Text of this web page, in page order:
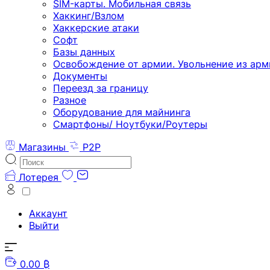
SIM-карты. Мобильная связь
Хаккинг/Взлом
Хаккерские атаки
Софт
Базы данных
Освобождение от армии. Увольнение из
Документы
Переезд за границу
Разное
Оборудование для майнинга
Смартфоны/ Ноутбуки/Роутеры
Магазины
P2P
Лотерея
Аккаунт
Выйти
0.00 ₿